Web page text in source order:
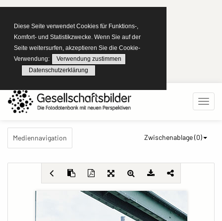
Diese Seite verwendet Cookies für Funktions-,
Komfort- und Statistikzwecke. Wenn Sie auf der
Seite weitersurfen, akzeptieren Sie die Cookie-
Verwendung:
Verwendung zustimmen
Datenschutzerklärung
Mediennavigation Zwischenablage (0)